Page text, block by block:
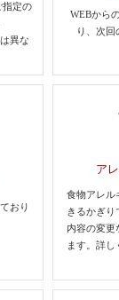
指定の
異な
WEBから
り、 次回
おり
ア
食物アレル
きるかぎり
内容の変更
ます。 詳し